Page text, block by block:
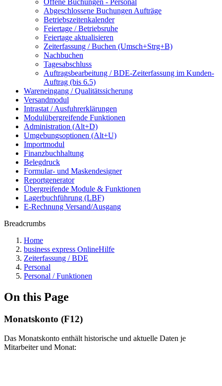
Offene Buchungen - Personal
Abgeschlossene Buchungen Aufträge
Betriebszeitenkalender
Feiertage / Betriebsruhe
Feiertage aktualisieren
Zeiterfassung / Buchen (Umsch+Strg+B)
Nachbuchen
Tagesabschluss
Auftragsbearbeitung / BDE-Zeiterfassung im Kunden-
Auftrag (bis 6.5)
Wareneingang / Qualitätssicherung
Versandmodul
Intrastat / Ausfuhrerklärungen
Modulübergreifende Funktionen
Administration (Alt+D)
Umgebungsoptionen (Alt+U)
Importmodul
Finanzbuchhaltung
Belegdruck
Formular- und Maskendesigner
Reportgenerator
Übergreifende Module & Funktionen
Lagerbuchführung (LBF)
E-Rechnung Versand/Ausgang
Breadcrumbs
Home
business express OnlineHilfe
Zeiterfassung / BDE
Personal
Personal / Funktionen
On this Page
Monatskonto (F12)
Das Monatskonto enthält historische und aktuelle Daten je
Mitarbeiter und Monat: